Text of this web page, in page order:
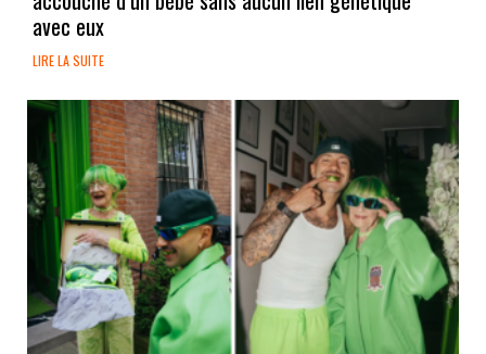
avec eux
LIRE LA SUITE